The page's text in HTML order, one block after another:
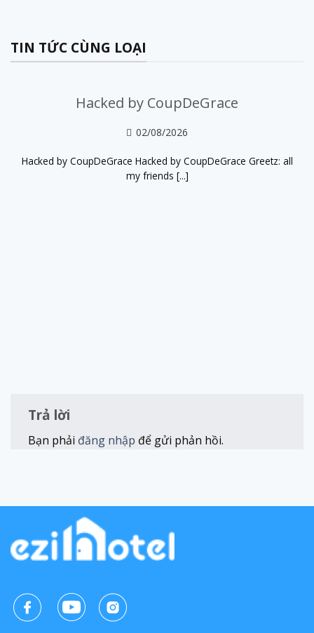
TIN TỨC CÙNG LOẠI
Hacked by CoupDeGrace
02/08/2026
Hacked by CoupDeGrace Hacked by CoupDeGrace Greetz: all
my friends [...]
Trả lời
Bạn phải đăng nhập để gửi phản hồi.